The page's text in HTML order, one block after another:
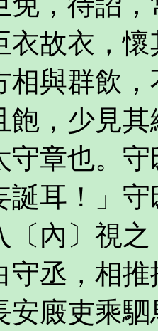
衣故衣，
相與群飲
飽，少見
守章也。
誕耳！」
〔內〕視
守丞，相
安廄吏乘